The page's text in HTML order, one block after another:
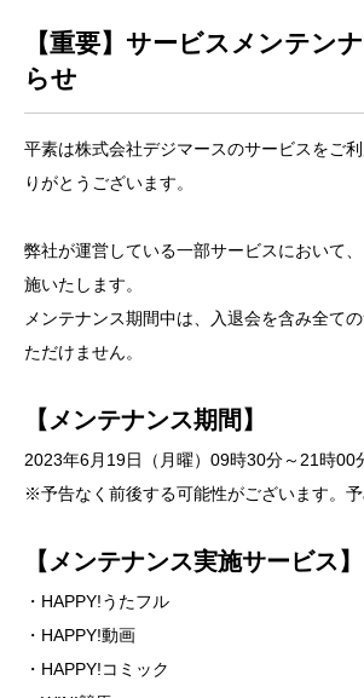
【重要】サービスメンテン
らせ
平素は株式会社デジマースのサービスをご
りがとうございます。
弊社が運営している一部サービスにおいて
施いたします。
メンテナンス期間中は、入退会を含み全て
ただけません。
【メンテナンス期間】
2023年6月19日（月曜）09時30分～21時00
※予告なく前後する可能性がございます。予
【メンテナンス実施サービス】
・HAPPY!うたフル
・HAPPY!動画
・HAPPY!コミック